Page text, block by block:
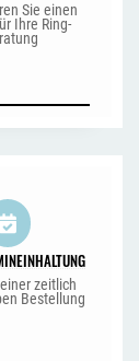
Sie einen
Ihre Ring-
zeitlich
Bestellung